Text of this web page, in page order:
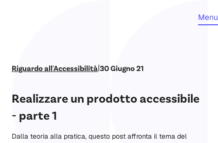
Menu
Riguardo all'Accessibilità|30 Giugno 21
Realizzare un prodotto accessibile
- parte 1
Dalla teoria alla pratica, questo post affronta il tema del